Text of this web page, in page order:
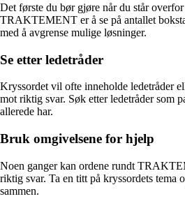
Det første du bør gjøre når du står
TRAKTEMENT er å se på antallet
med å avgrense mulige løsninger.
Se etter ledetråder
Kryssordet vil ofte inneholde ledetråder
mot riktig svar. Søk etter ledetråder som
allerede har.
Bruk omgivelsene for hjelp
Noen ganger kan ordene rundt
riktig svar. Ta en titt på kryssordets tema
sammen.